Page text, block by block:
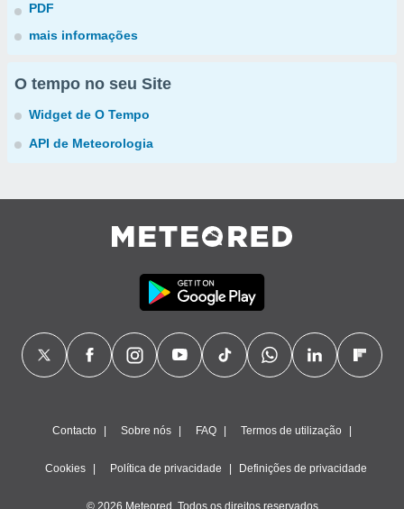
PDF
mais informações
O tempo no seu Site
Widget de O Tempo
API de Meteorologia
Contacto Sobre nós FAQ Termos de utilização
Cookies Política de privacidade Definições de privacidade
© 2026 Meteored. Todos os direitos reservados